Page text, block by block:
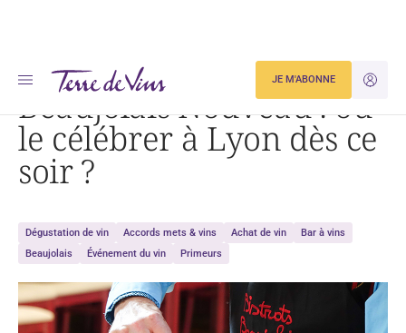
JE
JE M'ABONNE
Accueil Beaujolais Nouveau : où le célébrer à Lyon dès ce soir ?
Beaujolais Nouveau : où
le célébrer à Lyon dès ce
soir ?
Dégustation de vin Accords mets & vins Achat de vin
Bar à vins
Beaujolais
Événement du vin Primeurs